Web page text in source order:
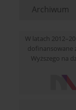
Archiwum
W latach
dofinansowane
Wyższego na